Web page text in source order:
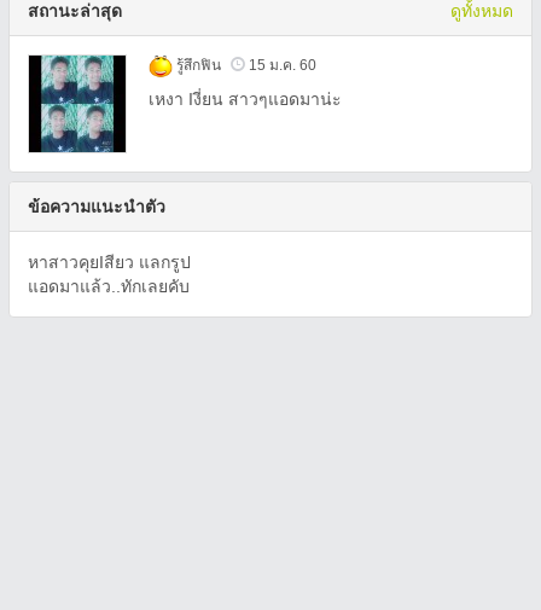
สถานะล่าสุด ดูทั้งหมด
รู้สึกฟิน 15 ม.ค. 60
เหงา Iงี่ยน สาวๆแอดมาน่ะ
ข้อความแนะนำตัว
หาสาวคุยIสียว แลกรูป
แอดมาแล้ว..ทักเลยคับ